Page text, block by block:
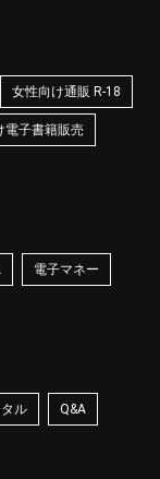
女性向け通販 R-18
電子書籍販売
電子マネー
ル Q&A